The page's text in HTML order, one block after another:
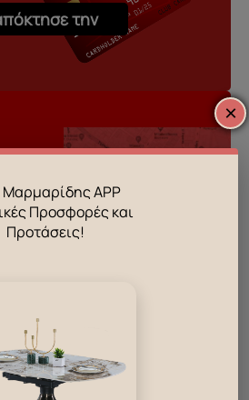
την
σου
×
APP
Προσφορές και
Προτάσεις!